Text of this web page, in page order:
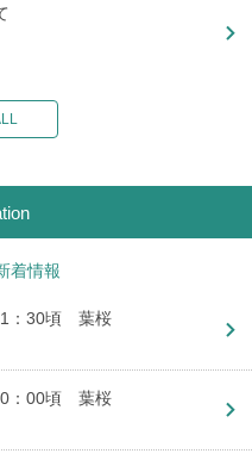
着情報
：30頃 葉桜
：00頃 葉桜